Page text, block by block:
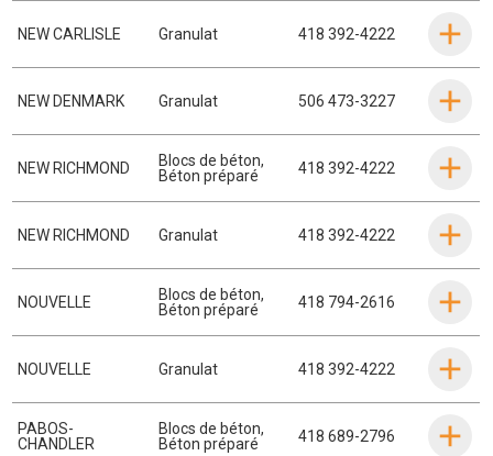
NEW CARLISLE Granulat 418 392-4222
NEW DENMARK Granulat 506 473-3227
NEW RICHMOND Blocs de béton,
Béton préparé
418 392-4222
NEW RICHMOND Granulat 418 392-4222
NOUVELLE Blocs de béton,
Béton préparé
418 794-2616
NOUVELLE Granulat 418 392-4222
PABOS-
CHANDLER
Blocs de béton,
Béton préparé
418 689-2796